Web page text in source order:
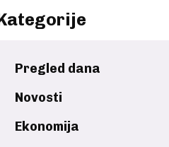
Pregled dana
Novosti
Ekonomija